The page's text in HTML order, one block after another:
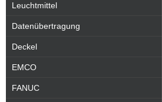
Leuchtmittel
Datenübertragung
Deckel
EMCO
FANUC